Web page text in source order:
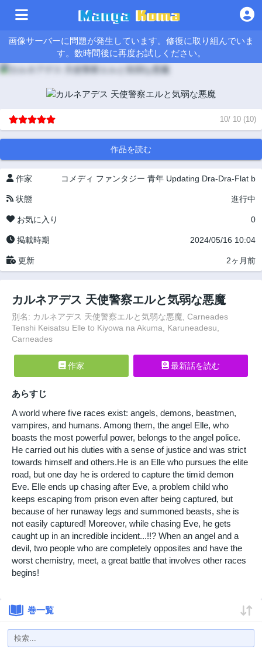
画像サーバーに問題が発生しています。修復に取り組んでいま
す。数時間後に再度お試しください。
10/ 10 (10)
作品を読む
作家 コメディ ファンタジー 青年 Updating Dra-Dra-Flat b
状態 進行中
お気に入り 0
掲載時期 2024/05/16 10:04
更新 2ヶ月前
カルネアデス 天使警察エルと気弱な悪魔
別名: カルネアデス 天使警察エルと気弱な悪魔, Carneades
Tenshi Keisatsu Elle to Kiyowa na Akuma, Karuneadesu,
Carneades
作家 最新話を読む
あらすじ
A world where five races exist: angels, demons, beastmen,
vampires, and humans. Among them, the angel Elle, who
boasts the most powerful power, belongs to the angel police.
He carried out his duties with a sense of justice and was strict
towards himself and others.He is an Elle who pursues the elite
road, but one day he is ordered to capture the timid demon
Eve. Elle ends up chasing after Eve, a problem child who
keeps escaping from prison even after being captured, but
because of her runaway legs and summoned beasts, she is
not easily captured! Moreover, while chasing Eve, he gets
caught up in an incredible incident...!!? When an angel and a
devil, two people who are completely opposites and have the
worst chemistry, meet, a great battle that involves other races
begins!
巻一覧